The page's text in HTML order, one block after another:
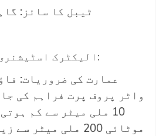
ٹیبل کا سائز:
الیکٹرک اسٹیشنری کینچی لفٹ تفصیل:
عمارت کی ضروریات:
واٹر پروف پرت فراہم کی
10 ملی میٹر سے کم
موٹائی 200 ملی